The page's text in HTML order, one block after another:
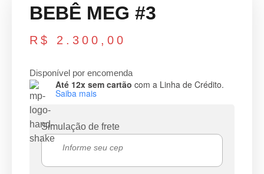
BEBÊ MEG #3
R$ 2.300,00
Disponível por encomenda
Até 12x sem cartão com a Linha de Crédito.
Saiba mais
Simulação de frete